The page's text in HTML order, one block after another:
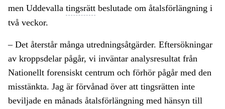
men Uddevalla tingsrätt beslutade om åtalsförlängning i
två veckor.
– Det återstår många utredningsåtgärder. Eftersökningar
av kroppsdelar pågår, vi inväntar analysresultat från
Nationellt forensiskt centrum och förhör pågår med den
misstänkta. Jag är förvånad över att tingsrätten inte
beviljade en månads åtalsförlängning med hänsyn till